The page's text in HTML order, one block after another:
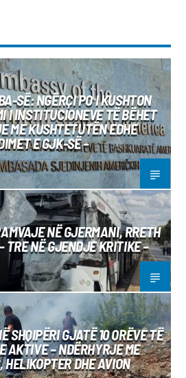
SË: NGËRÇI PO I KUSHTON
I INSTITUCIONEVE TË BËHET
ME KUSHTETUTËN EDHE
E GJK-SË –
NË GJERMANI, RRETH
TRE NË GJENDJE KRITIKE –
SHQIPËRI GJATË 10 ORËVE TË
AKTIVE – NDËRHYRJE ME
DHE AVION